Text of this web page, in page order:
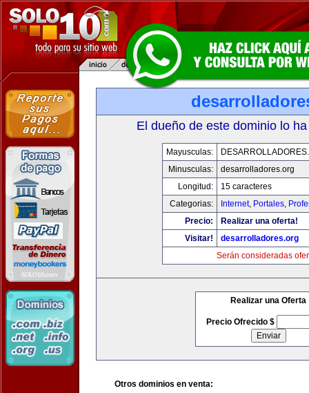
El dueño de este dominio lo
Mayusculas:
Minusculas:
desarrolladores.org
Longitud:
15 caracteres
Categorias:
Internet, Portales,
Precio:
Realizar una oferta!
Visitar!
desarrolladores.org
Serán consideradas
Realizar una Oferta
Precio Ofrecido $
Otros dominios en venta: